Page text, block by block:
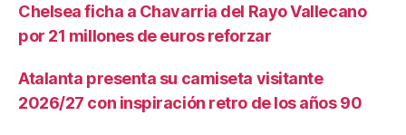
Chelsea ficha a Chavarria del Rayo Vallecano
por 21 millones de euros reforzar
Atalanta presenta su camiseta visitante
2026/27 con inspiración retro de los años 90